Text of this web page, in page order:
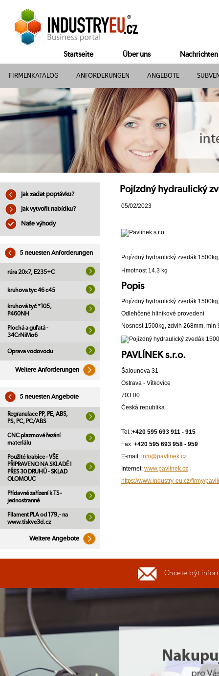
Startseite Über uns Nachrichten
FIRMENKATALOG ANFORDERUNGEN ANGEBOTE
Jak zadat poptávku?
Jak vytvořit nabídku?
Naše výhody
5 neuesten Anforderungen
rúra 20x7, E235+C
kruhova tyc 46 c45
kruhová tyč *105,
P460NH
Plochá a guľatá -
34CrNiMo6
Oprava vodovodu
Weitere Anforderungen
5 neuesten Angebote
Regranulace PP, PE, ABS,
PS, PC, PC/ABS
CNC plazmové řezání
materiálu
Použité krabice - VŠE
PŘIPRAVENO NA SKLADĚ !
PŘES 30 DRUHŮ - SKLAD
OLOMOUC
Přídavné zařízení k TS -
jednostranné
Filament PLA od 179,- na
www.tiskve3d.cz
Weitere Angebote
Pojízdný hydraulický
05/02/2023
Pojízdný hydraulický zvedák
Hmotnost 14.3 kg
Popis
Pojízdný hydraulický zvedák
Odlehčené hliníkové provedení
Nosnost 1500kg, zdvih 268mm,
PAVLÍNEK s.r.o.
Šalounova 31
Ostrava - Vítkovice
703 00
Česká republika
Tel.:+420 595 693 911 - 915
Fax: +420 595 693 958 - 959
E-mail: info@pavlinek.cz
Internet: www.pavlinek.cz
https://www.industry-eu.cz/firmy/
Chcete být